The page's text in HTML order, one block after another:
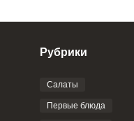
Фото до 4 шт, до 5 mb
Рубрики
Салаты
Первые блюда